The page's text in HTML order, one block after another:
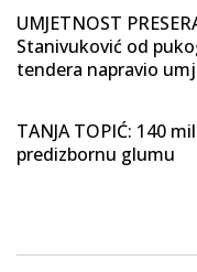
UMJETNOST
Stanivuković od
tendera napravio
TANJA TOPIĆ: 140
predizbornu glumu